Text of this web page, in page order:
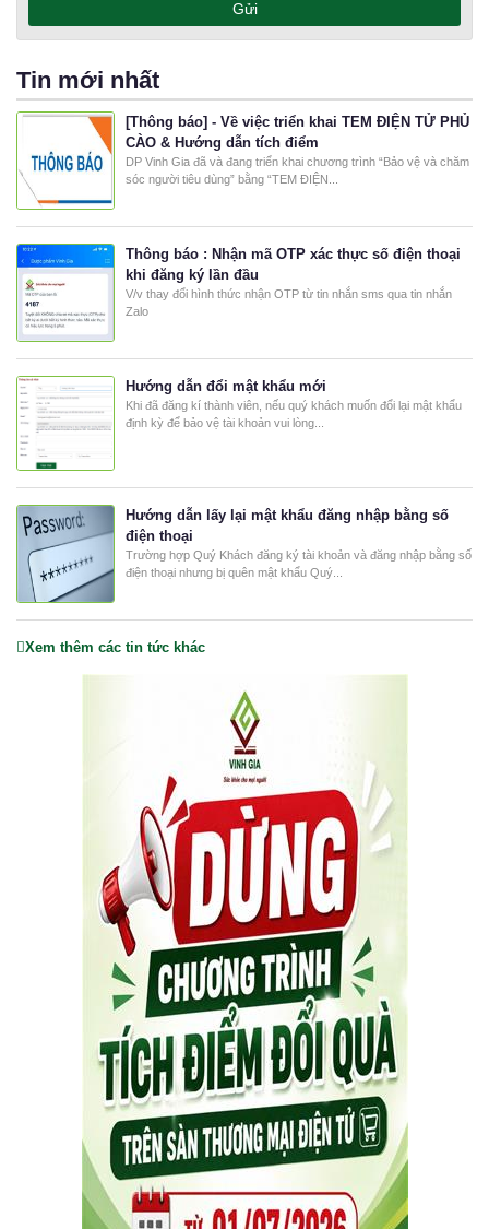
Tin mới nhất
[Thông báo] - Về việc triển khai TEM ĐIỆN TỬ PHỦ
CÀO & Hướng dẫn tích điểm
DP Vinh Gia đã và đang triển khai chương trình “Bảo vệ và chăm
sóc người tiêu dùng” bằng “TEM ĐIỆN...
Thông báo : Nhận mã OTP xác thực số điện thoại
khi đăng ký lần đầu
V/v thay đổi hình thức nhận OTP từ tin nhắn sms qua tin nhắn
Zalo
Hướng dẫn đổi mật khẩu mới
Khi đã đăng kí thành viên, nếu quý khách muốn đổi lại mật khẩu
định kỳ để bảo vệ tài khoản vui lòng...
Hướng dẫn lấy lại mật khẩu đăng nhập bằng số
điện thoại
Trường hợp Quý Khách đăng ký tài khoản và đăng nhập bằng số
điện thoại nhưng bị quên mật khẩu Quý...
Xem thêm các tin tức khác